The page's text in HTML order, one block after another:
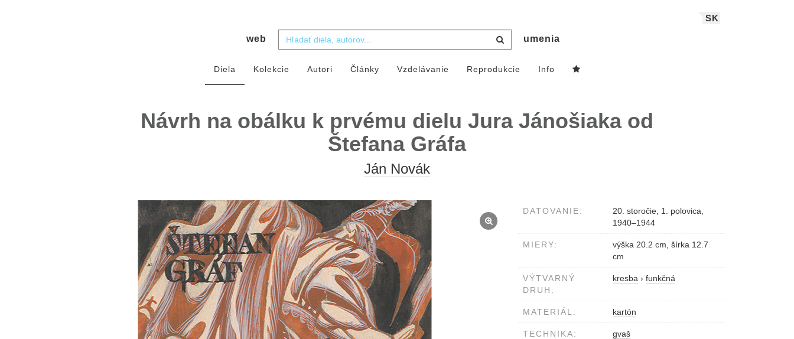
SK
web umenia
Diela Kolekcie Autori Články Vzdelávanie Reprodukcie Info
Návrh na obálku k prvému dielu Jura Jánošiaka od
Štefana Gráfa
Ján Novák
DATOVANIE:
20. storočie, 1. polovica,
1940–1944
MIERY:
výška 20.2 cm, šírka 12.7
cm
VÝTVARNÝ
DRUH:
kresba › funkčná
MATERIÁL: kartón
TECHNIKA: gvaš